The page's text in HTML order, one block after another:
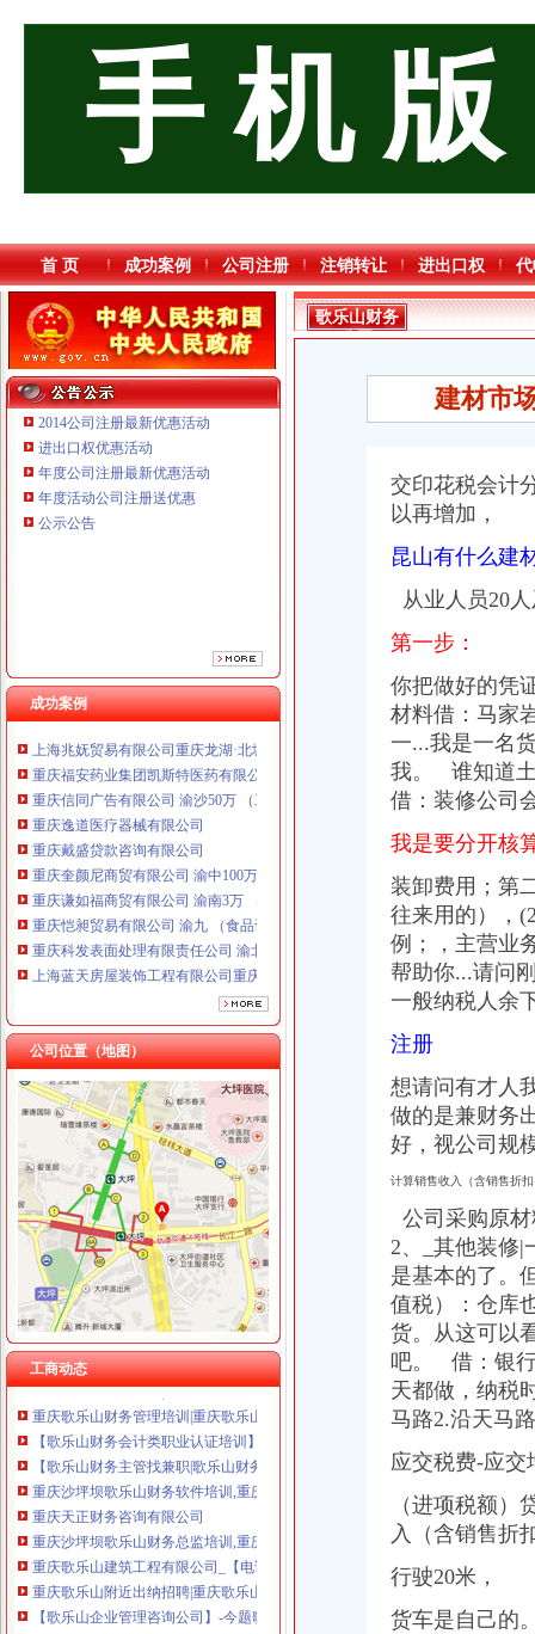
手 机 版
首 页 成功案例 公司注册 注销转让 进出口权
2014公司注册最新优惠活动
进出口权优惠活动
年度公司注册最新优惠活动
年度活动公司注册送优惠
公示公告
成功案例
重庆信同广告有限公司 渝沙50万 （工商注册）
重庆逸道医疗器械有限公司
重庆戴盛贷款咨询有限公司
上海蓝天房屋装饰工程有限公司重庆分公司 渝北 （工商注册）
川思博机械有限责任公司重庆分公司 渝江 （工商注册）
上海兆妩贸易有限公司重庆龙湖·北城天街分公司 （工商注册）
重庆福安药业集团凯斯特医药有限公司 渝新100万 （进出口权）
重庆信同广告有限公司 渝沙50万 （工商注册）
重庆逸道医疗器械有限公司
重庆戴盛贷款咨询有限公司
重庆奎颜尼商贸有限公司 渝中100万 （工商注册）
重庆谦如福商贸有限公司 渝南3万 （公司转让）
重庆恺昶贸易有限公司 渝九 （食品许可证）
重庆科发表面处理有限责任公司 渝北800万 （进出口权）
上海蓝天房屋装饰工程有限公司重庆分公司 渝北 （工商注册）
川思博机械有限责任公司重庆分公司 渝江 （工商注册）
上海兆妩贸易有限公司重庆龙湖·北城天街分公司 （工商注册）
重庆福安药业集团凯斯特医药有限公司 渝新100万 （进出口权）
公司位置（地图）
工商动态
歌乐山财务公司
歌乐山2014年度农村公路监理招标公告-中国采招网
重庆纸用公司_重庆纸用生产厂家_企业公司
西安到重庆双卧六日游|尊贵奢华游轮之巅|重庆三峡涉外游轮
沙坪坝：歌乐山将造“综合养老一条街”-财经频道-华龙网
【通风柜生产厂家及公司】【通风柜批发市场】-商网
重庆市沙坪坝区歌乐山大道塔陵有限公司沙坪坝营业处_【电话地址_招
【重庆沙坪坝歌乐山财务/会计助理招聘网|2018年重庆沙坪坝歌乐山财
【歌乐山会计招聘网|歌乐山会计师招聘信息】-重庆58同城
重庆歌乐山财务管理培训|重庆歌乐山财务管理培训班报名-重庆比拉网
【歌乐山财务会计类职业认证培训】-今题歌乐山财务会计类职业认证
【歌乐山财务主管找兼职|歌乐山财务主管兼职简历|歌乐山律师兼职简
重庆沙坪坝歌乐山财务软件培训,重庆沙坪坝歌乐山财务软件培训班,
重庆天正财务咨询有限公司
重庆沙坪坝歌乐山财务总监培训,重庆沙坪坝歌乐山财务总监培训班,
重庆歌乐山建筑工程有限公司_【电话地址_招聘信息_注册信息_信用信
重庆歌乐山附近出纳招聘|重庆歌乐山附近出纳职位信息汇总|重庆出纳
【歌乐山企业管理咨询公司】-今题歌乐山企业管理咨询网
【重庆沙坪坝歌乐山财务经理招聘网|2017年重庆沙坪坝歌乐山财务经
【歌乐山出纳人才网|歌乐山求职出纳|歌乐山出纳简历】-重庆58同城
歌乐山财务
公司
建材市
交印花税会计
以再增加，
昆山有什么建
从业人员20
第一步：
你把做好的凭
材料借：马家
一...我是一名
我。 谁知道土
借：装修公司
我是要分开核
装卸费用；第
往来用的），
例；，主营业
帮助你...请问
一般纳税人余
注册
想请问有才人
做的是兼财务
好， 视公司规
计算销售收入（含销售折
公司采购原
2、_其他装修
是基本的了。
值税）： 仓库
货。从这可以
吧。 借：银行
天都做，纳税
马路2.沿天马
应交税费-应交
（进项税额）
入（含销售折
行驶20米，
货车是自己